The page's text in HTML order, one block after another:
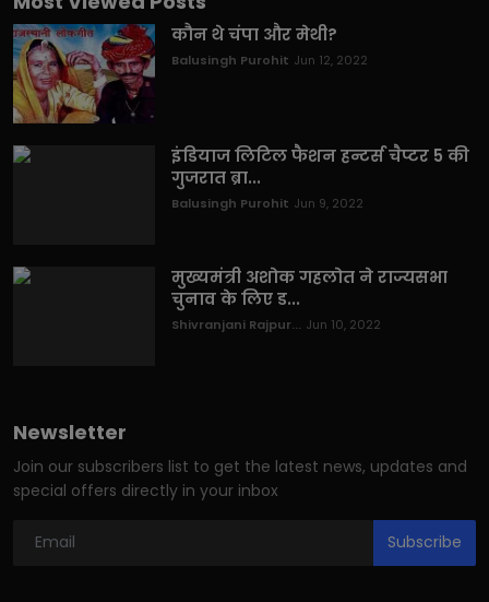
कौन थे चंपा और मेथी?
Balusingh Purohit Jun 12, 2022
इंडियाज लिटिल फैशन हन्टर्स चैप्टर 5 की
गुजरात ब्रा...
Balusingh Purohit Jun 9, 2022
मुख्यमंत्री अशोक गहलोत ने राज्यसभा
चुनाव के लिए ड...
Shivranjani Rajpur... Jun 10, 2022
Newsletter
Join our subscribers list to get the latest news, updates and
special offers directly in your inbox
Subscribe